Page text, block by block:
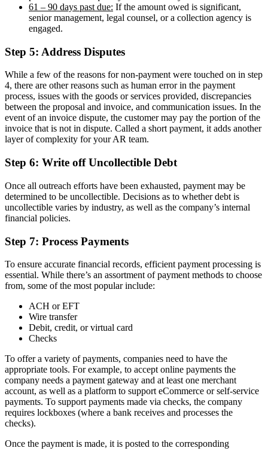
61 – 90 days past due: If the amount owed is significant,
senior management, legal counsel, or a collection agency is
engaged.
Step 5: Address Disputes
While a few of the reasons for non-payment were touched on in step
4, there are other reasons such as human error in the payment
process, issues with the goods or services provided, discrepancies
between the proposal and invoice, and communication issues. In the
event of an invoice dispute, the customer may pay the portion of the
invoice that is not in dispute. Called a short payment, it adds another
layer of complexity for your AR team.
Step 6: Write off Uncollectible Debt
Once all outreach efforts have been exhausted, payment may be
determined to be uncollectible. Decisions as to whether debt is
uncollectible varies by industry, as well as the company’s internal
financial policies.
Step 7: Process Payments
To ensure accurate financial records, efficient payment processing is
essential. While there’s an assortment of payment methods to choose
from, some of the most popular include:
ACH or EFT
Wire transfer
Debit, credit, or virtual card
Checks
To offer a variety of payments, companies need to have the
appropriate tools. For example, to accept online payments the
company needs a payment gateway and at least one merchant
account, as well as a platform to support eCommerce or self-service
payments. To support payments made via checks, the company
requires lockboxes (where a bank receives and processes the
checks).
Once the payment is made, it is posted to the corresponding